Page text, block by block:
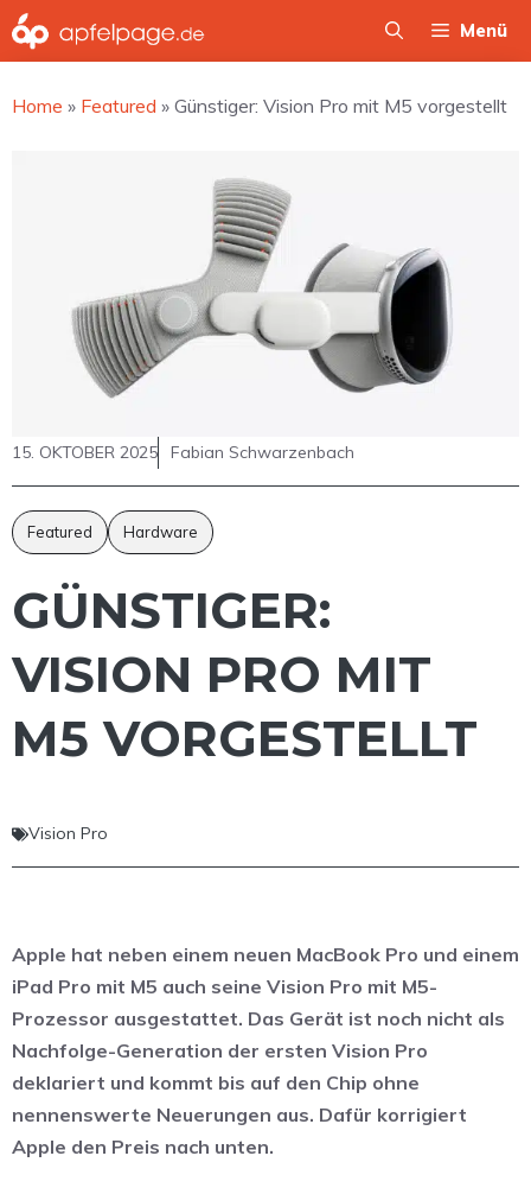
Zum
Inhalt
Menü
Home » Featured » Günstiger: Vision Pro mit M5 vorgestellt
15. OKTOBER 2025 Fabian Schwarzenbach
Featured Hardware
GÜNSTIGER:
VISION PRO MIT
M5 VORGESTELLT
Vision Pro
Apple hat neben einem neuen MacBook Pro und einem
iPad Pro mit M5 auch seine Vision Pro mit M5-
Prozessor ausgestattet. Das Gerät ist noch nicht als
Nachfolge-Generation der ersten Vision Pro
deklariert und kommt bis auf den Chip ohne
nennenswerte Neuerungen aus. Dafür korrigiert
Apple den Preis nach unten.